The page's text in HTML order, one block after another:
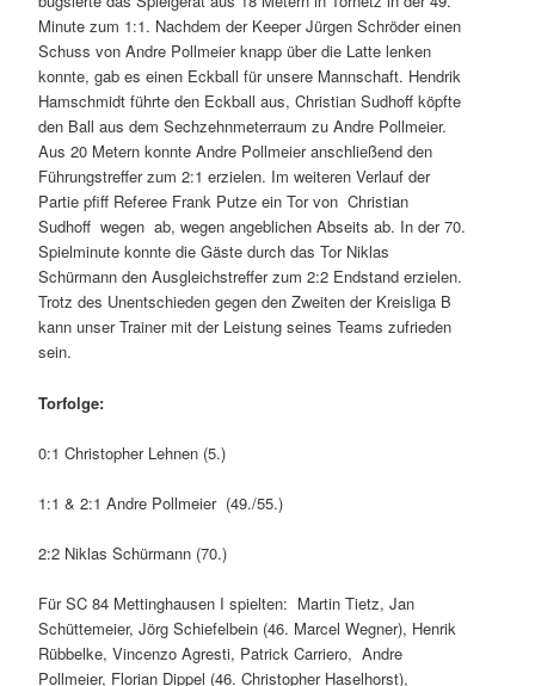
Minute zum 1:1. Nachdem der Keeper Jürgen Schröder einen
Schuss von Andre Pollmeier knapp über die Latte lenken
konnte, gab es einen Eckball für unsere Mannschaft. Hendrik
Hamschmidt führte den Eckball aus, Christian Sudhoff köpfte
den Ball aus dem Sechzehnmeterraum zu Andre Pollmeier.
Aus 20 Metern konnte Andre Pollmeier anschließend den
Führungstreffer zum 2:1 erzielen. Im weiteren Verlauf der
Partie pfiff Referee Frank Putze ein Tor von Christian
Sudhoff wegen ab, wegen angeblichen Abseits ab. In der 70.
Spielminute konnte die Gäste durch das Tor Niklas
Schürmann den Ausgleichstreffer zum 2:2 Endstand erzielen.
Trotz des Unentschieden gegen den Zweiten der Kreisliga B
kann unser Trainer mit der Leistung seines Teams zufrieden
sein.
Torfolge:
0:1 Christopher Lehnen (5.)
1:1 & 2:1 Andre Pollmeier (49./55.)
2:2 Niklas Schürmann (70.)
Für SC 84 Mettinghausen I spielten: Martin Tietz, Jan
Schüttemeier, Jörg Schiefelbein (46. Marcel Wegner), Henrik
Rübbelke, Vincenzo Agresti, Patrick Carriero, Andre
Pollmeier, Florian Dippel (46. Christopher Haselhorst),